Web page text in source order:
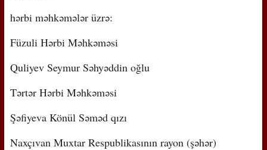
hərbi məhkəmələr üzrə:
Füzuli Hərbi Məhkəməsi
Quliyev Seymur Səhyəddin oğlu
Tərtər Hərbi Məhkəməsi
Şəfiyeva Könül Səməd qızı
Naxçıvan Muxtar Respublikasının rayon (şəhər)